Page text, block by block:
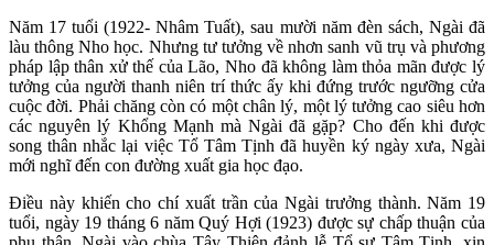
Năm 17 tuổi (1922- Nhâm Tuất), sau mười năm đèn sách, Ngài đã
làu thông Nho học. Nhưng tư tưởng về nhơn sanh vũ trụ và phương
pháp lập thân xử thế của Lão, Nho đã không làm thỏa mãn được lý
tưởng của người thanh niên trí thức ấy khi đứng trước ngưỡng cửa
cuộc đời. Phải chăng còn có một chân lý, một lý tưởng cao siêu hơn
các nguyên lý Khổng Mạnh mà Ngài đã gặp? Cho đến khi được
song thân nhắc lại việc Tổ Tâm Tịnh đã huyền ký ngày xưa, Ngài
mới nghĩ đến con đường xuất gia học đạo.
Điều này khiến cho chí xuất trần của Ngài trưởng thành. Năm 19
tuổi, ngày 19 tháng 6 năm Quý Hợi (1923) được sự chấp thuận của